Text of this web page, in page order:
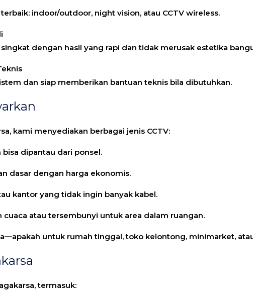
indoor/outdoor, night vision, atau CCTV wireless.
dengan hasil yang rapi dan tidak merusak estetika
dan siap memberikan bantuan teknis bila dibutuhkan.
kami menyediakan berbagai jenis CCTV:
dipantau dari ponsel.
dasar dengan harga ekonomis.
kantor yang tidak ingin banyak kabel.
cuaca atau tersembunyi untuk area dalam ruangan.
untuk rumah tinggal, toko kelontong, minimarket,
termasuk: